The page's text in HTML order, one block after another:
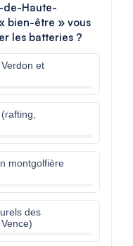
de-Haute-
bien-être » vous
les batteries ?
et
montgolfière
des